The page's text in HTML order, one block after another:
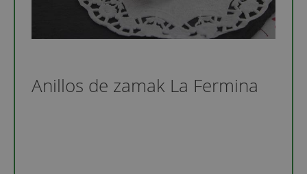
Anillos de zamak La Fermina